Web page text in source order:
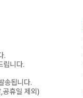
.
립니다.
송됩니다.
공휴일 제외)